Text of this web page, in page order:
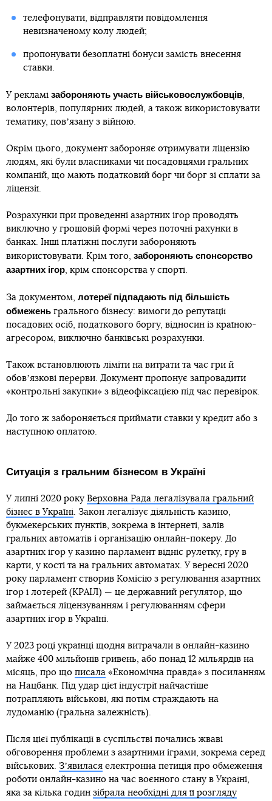
телефонувати, відправляти повідомлення
невизначеному колу людей;
пропонувати безоплатні бонуси замість внесення
ставки.
У рекламі забороняють участь військовослужбовців,
волонтерів, популярних людей, а також використовувати
тематику, повʼязану з війною.
Окрім цього, документ забороняє отримувати ліцензію
людям, які були власниками чи посадовцями гральних
компаній, що мають податковий борг чи борг зі сплати за
ліцензії.
Розрахунки при проведенні азартних ігор проводять
виключно у грошовій формі через поточні рахунки в
банках. Інші платіжні послуги забороняють
використовувати. Крім того, забороняють спонсорство
азартних ігор, крім спонсорства у спорті.
За документом, лотереї підпадають під більшість
обмежень грального бізнесу: вимоги до репутації
посадових осіб, податкового боргу, відносин із країною-
агресором, виключно банківські розрахунки.
Також встановлюють ліміти на витрати та час гри й
обовʼязкові перерви. Документ пропонує запровадити
«контрольні закупки» з відеофіксацією під час перевірок.
До того ж забороняється приймати ставки у кредит або з
наступною оплатою.
Ситуація з гральним бізнесом в Україні
У липні 2020 року Верховна Рада легалізувала гральний
бізнес в Україні. Закон легалізує діяльність казино,
букмекерських пунктів, зокрема в інтернеті, залів
гральних автоматів і організацію онлайн-покеру. До
азартних ігор у казино парламент відніс рулетку, гру в
карти, у кості та на гральних автоматах. У вересні 2020
року парламент створив Комісію з регулювання азартних
ігор і лотерей (КРАІЛ) — це державний регулятор, що
займається ліцензуванням і регулюванням сфери
азартних ігор в Україні.
У 2023 році українці щодня витрачали в онлайн-казино
майже 400 мільйонів гривень, або понад 12 мільярдів на
місяць, про що писала «Економічна правда» з посиланням
на Нацбанк. Під удар цієї індустрії найчастіше
потрапляють військові, які потім страждають на
лудоманію (гральна залежність).
Після цієї публікації в суспільстві почались жваві
обговорення проблеми з азартними іграми, зокрема серед
військових. Зʼявилася електронна петиція про обмеження
роботи онлайн-казино на час воєнного стану в Україні,
яка за кілька годин зібрала необхідні для її розгляду